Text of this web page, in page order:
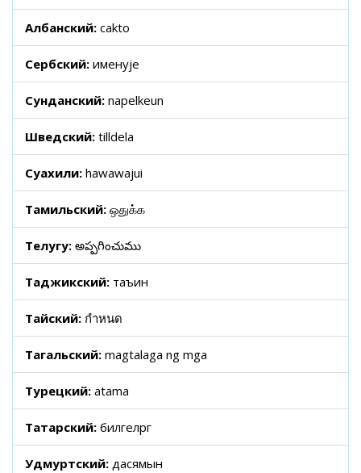
Албанский: cakto
Сербский: именује
Сунданский: napelkeun
Шведский: tilldela
Суахили: hawawajui
Тамильский: ஒதுக்க
Телугу: అప్పగించుము
Таджикский: таъин
Тайский: กำหนด
Тагальский: magtalaga ng mga
Турецкий: atama
Татарский: билгеләргә
Удмуртский: дасямын